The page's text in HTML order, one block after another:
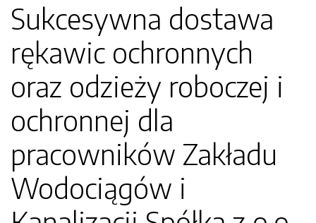
Sukcesywna dostawa
rękawic ochronnych
oraz odzieży roboczej i
ochronnej dla
pracowników Zakładu
Wodociągów i